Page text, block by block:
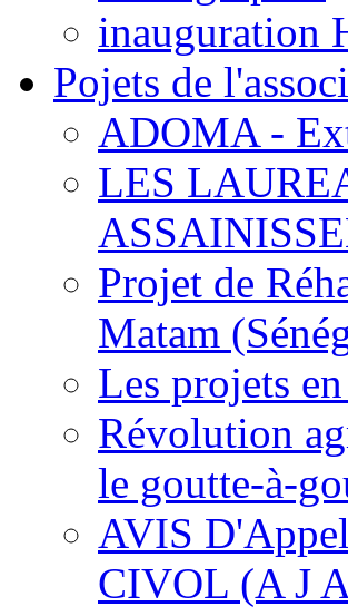
inauguration
Pojets de
ADOMA -
LES
Projet de
Matam
Les projets
Révolution
le goutte-à-
AVIS
CIVOL (A J